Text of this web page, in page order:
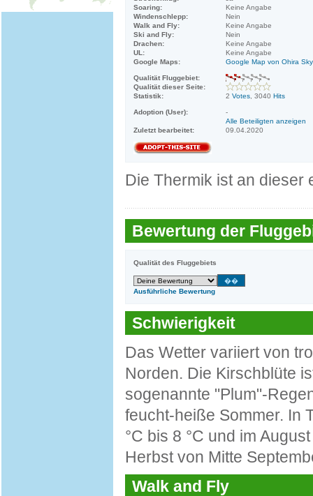
Soaring:
Keine Angabe
Windenschlepp:
Nein
Walk and Fly:
Keine Angabe
Ski and Fly:
Nein
Drachen:
Keine Angabe
UL:
Keine Angabe
Google Maps:
Google Map von Ohira
Qualität Fluggebiet:
Qualität dieser Seite:
Statistik:
2 Votes , 3040 Hits
Adoption (User):
-
Alle Beteiligten anzeigen
Zuletzt bearbeitet:
09.04.2020
Die Thermik ist an dieser
Bewertung der
Qualität des Fluggebiets
Ausführliche Bewertung
Schwierigkeit
Das Wetter variiert von
Norden. Die Kirschblüte
sogenannte "Plum"-
feucht-heiße Sommer. In
°C bis 8 °C und im
Herbst von Mitte
Walk and Fly